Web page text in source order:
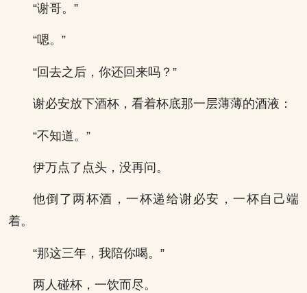
“谢哥。”
“嗯。”
“回去之后，你还回来吗？”
谢必安放下酒杯，看着杯底那一层薄薄的酒液：
“不知道。”
伊万点了点头，没再问。
他倒了两杯酒，一杯递给谢必安，一杯自己端
着。
“那这三年，我陪你喝。”
两人碰杯，一饮而尽。